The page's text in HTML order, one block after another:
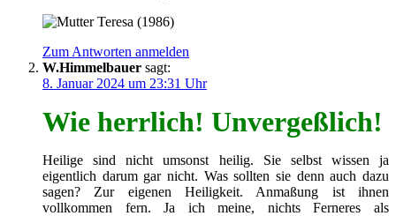
Zum Antworten anmelden
W.Himmelbauer sagt:
8. Januar 2024 um 23:31 Uhr
Wie herrlich! Unvergeßlich!
Heilige sind nicht umsonst heilig. Sie selbst wissen ja
eigentlich darum gar nicht. Was sollten sie denn auch dazu
sagen? Zur eigenen Heiligkeit. Anmaßung ist ihnen
vollkommen fern. Ja ich meine, nichts Ferneres als